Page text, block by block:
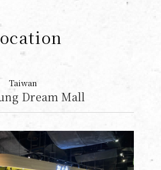
Taiwan
Dream Mall